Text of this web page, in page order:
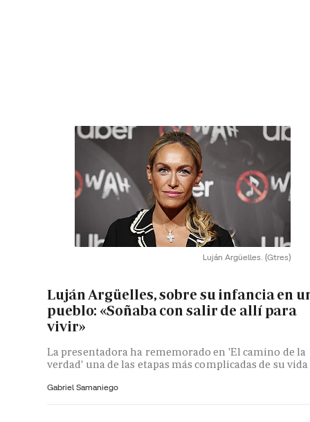
Luján Argüelles. (Gtres)
Luján Argüelles, sobre su infancia en
pueblo: «Soñaba con salir de allí para
vivir»
La presentadora ha rememorado en 'El camino de la
verdad' una de las etapas más complicadas de su vida
Gabriel Samaniego